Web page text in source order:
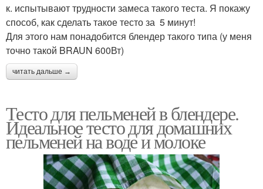
к. испытывают трудности замеса такого теста. Я покажу
способ, как сделать такое тесто за 5 минут!
Для этого нам понадобится блендер такого типа (у меня
точно такой BRAUN 600Вт)
читать дальше →
Тесто для пельменей в блендере.
Идеальное тесто для домашних
пельменей на воде и молоке